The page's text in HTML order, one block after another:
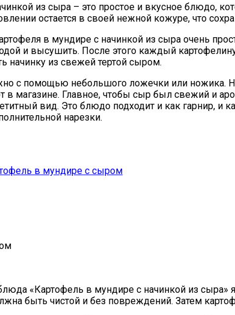
из сыра – это простое и вкусное блюдо,
остается в своей нежной кожуре, что
в мундире с начинкой из сыра очень
и высушить. После этого каждый
начинку из свежей тертой сыром.
с помощью небольшого ложечки или ножика.
в магазине. Главное, чтобы сыр был свежий и
вид. Это блюдо подходит и как гарнир, и
нарезки.
в мундире с сыром
«Картофель в мундире с начинкой из сыра»
быть чистой и без повреждений. Затем